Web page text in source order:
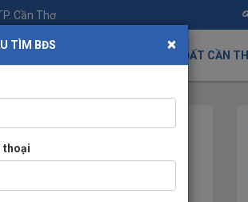
Cần Thơ
NHÀ ĐẤT CẦN
TÌM BĐS ×
thoại